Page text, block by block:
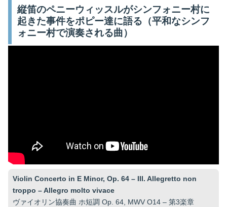
縦笛のペニーウィッスルがシンフォニー村に
起きた事件をポピー達に語る（平和なシンフ
ォニー村で演奏される曲）
Violin Concerto in E Minor, Op. 64 – III. Allegretto non
troppo – Allegro molto vivace
ヴァイオリン協奏曲 ホ短調 Op. 64, MWV O14 – 第3楽章